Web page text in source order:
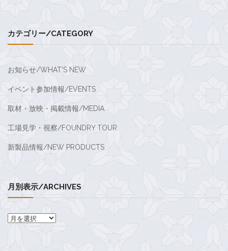
カテゴリー/CATEGORY
お知らせ/WHAT'S NEW
イベント参加情報/EVENTS
取材・放映・掲載情報/MEDIA
工場見学・視察/FOUNDRY TOUR
新製品情報/NEW PRODUCTS
月別表示/ARCHIVES
月